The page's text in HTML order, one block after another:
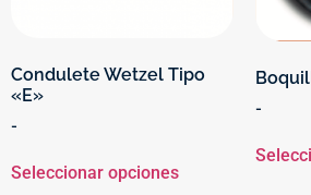
Condulete Wetzel Tipo
«E»
-
Seleccionar opciones
-